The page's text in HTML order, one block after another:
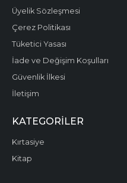
Üyelik Sözleşmesi
Çerez Politikası
Tüketici Yasası
İade ve Değişim Koşulları
Güvenlik İlkesi
İletişim
KATEGORILER
Kırtasiye
Kitap